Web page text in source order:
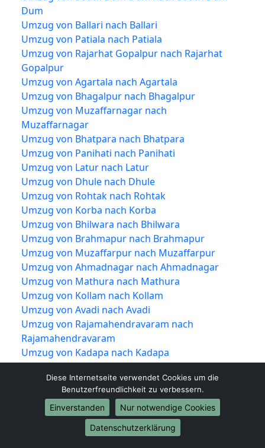
Dum
Umzug von Ballari nach Ballari
Umzug von Patiala nach Patiala
Umzug von Rajarhat Gopalpur nach Rajarhat
Gopalpur
Umzug von Agartala nach Agartala
Umzug von Bhagalpur nach Bhagalpur
Umzug von Muzaffarnagar nach
Muzaffarnagar
Umzug von Bhatpara nach Bhatpara
Umzug von Panihati nach Panihati
Umzug von Latur nach Latur
Umzug von Dhule nach Dhule
Umzug von Rohtak nach Rohtak
Umzug von Korba nach Korba
Umzug von Bhilwara nach Bhilwara
Umzug von Brahmapur nach Brahmapur
Umzug von Muzaffarpur nach Muzaffarpur
Umzug von Ahmadnagar nach Ahmadnagar
Umzug von Mathura nach Mathura
Umzug von Kollam nach Kollam
Umzug von Avadi nach Avadi
Umzug von Rajamahendravaram nach
Rajamahendravaram
Umzug von Kadapa nach Kadapa
Umzug von Kamarhati nach Kamarhati
Umzug von Bilaspur nach Bilaspur
Umzug von Shahjahanpur nach Shahjahanpur
Umzug von Vijayapura nach Vijayapura
Umzug von Rampur nach Rampur
Umzug von Shivamogga nach Shivamogga
Diese Internetseite verwendet Cookies um die
Benutzerfreundlichkeit zu verbessern.
Einverstanden
Nur notwendige Cookies
Datenschutzerklärung